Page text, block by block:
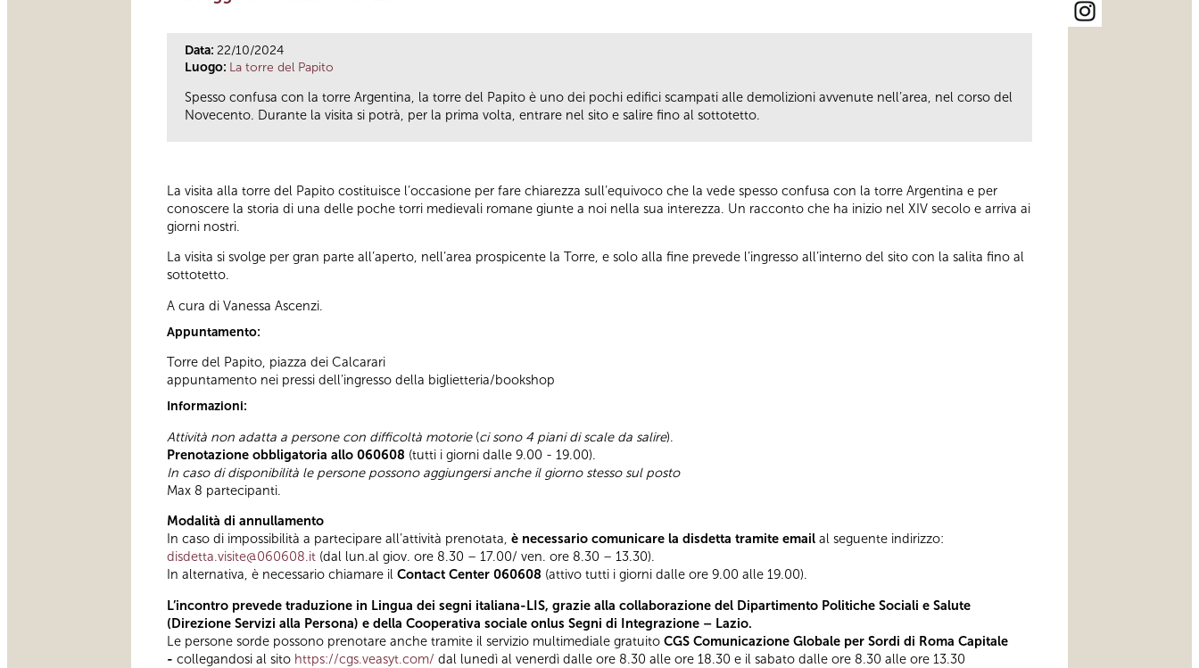
Data: 22/10/2024
Luogo: La torre del Papito
Spesso confusa con la torre Argentina, la torre del Papito è uno dei pochi edifici scampati alle demolizioni avvenute nell’area, nel corso del
Novecento. Durante la visita si potrà, per la prima volta, entrare nel sito e salire fino al sottotetto.
La visita alla torre del Papito costituisce l’occasione per fare chiarezza sull’equivoco che la vede spesso confusa con la torre Argentina e per
conoscere la storia di una delle poche torri medievali romane giunte a noi nella sua interezza. Un racconto che ha inizio nel XIV secolo e arriva ai
giorni nostri.
La visita si svolge per gran parte all’aperto, nell’area prospicente la Torre, e solo alla fine prevede l’ingresso all’interno del sito con la salita fino al
sottotetto.
A cura di Vanessa Ascenzi.
Appuntamento:
Torre del Papito, piazza dei Calcarari
appuntamento nei pressi dell’ingresso della biglietteria/bookshop
Informazioni:
Attività non adatta a persone con difficoltà motorie(ci sono 4 piani di scale da salire).
Prenotazione obbligatoria allo 060608 (tutti i giorni dalle 9.00 - 19.00).
In caso di disponibilità le persone possono aggiungersi anche il giorno stesso sul posto
Max 8 partecipanti.
Modalità di annullamento
In caso di impossibilità a partecipare all’attività prenotata, è necessario comunicare la disdetta tramite email al seguente indirizzo:
disdetta.visite@060608.it (dal lun.al giov. ore 8.30 – 17.00/ ven. ore 8.30 – 13.30).
In alternativa, è necessario chiamare il Contact Center 060608 (attivo tutti i giorni dalle ore 9.00 alle 19.00).
L’incontro prevede traduzione in Lingua dei segni italiana-LIS, grazie alla collaborazione del Dipartimento Politiche Sociali e Salute
(Direzione Servizi alla Persona) e della Cooperativa sociale onlus Segni di Integrazione – Lazio.
Le persone sorde possono prenotare anche tramite il servizio multimediale gratuito CGS Comunicazione Globale per Sordi di Roma Capitale
- collegandosi al sito https://cgs.veasyt.com/ dal lunedì al venerdì dalle ore 8.30 alle ore 18.30 e il sabato dalle ore 8.30 alle ore 13.30